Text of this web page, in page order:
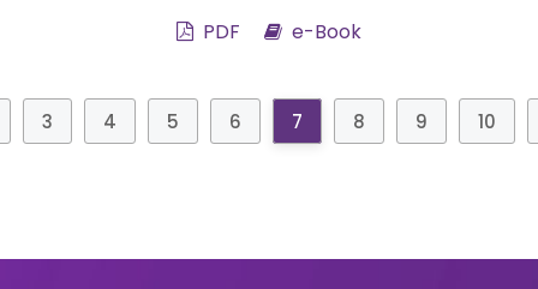
PDF
e-Book
3 4 5 6 7 8 9 10